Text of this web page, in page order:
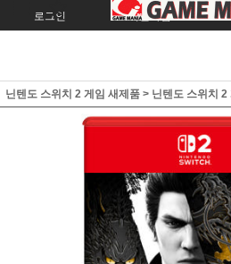
로그인 회원가입
닌텐도 스위치 2 게임 새제품 > 닌텐도 스위치 2